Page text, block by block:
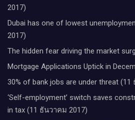
2017)
Dubai has one of lowest
2017)
The hidden fear driving the market
Mortgage Applications Uptick in
30% of bank jobs are under threat (11
‘Self-employment’ switch saves
in tax (11 ธันวาคม 2017)